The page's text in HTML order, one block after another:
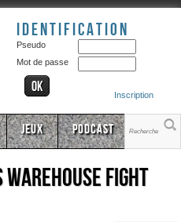
Identification
Pseudo
Mot de passe
Inscription
Jeux Podcast
Warehouse Fight